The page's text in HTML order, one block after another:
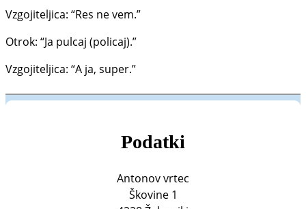
Vzgojiteljica: “Res ne vem.”
Otrok: “Ja pulcaj (policaj).”
Vzgojiteljica: “A ja, super.”
Podatki
Antonov vrtec
Škovine 1